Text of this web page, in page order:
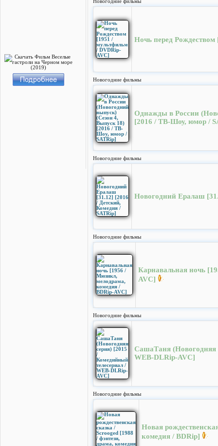
Новогодние фильмы
Ночь перед
Новогодние фильмы
Однажды в России
[2016 / ТВ-Шоу, юмор /
Новогодние фильмы
Новогодний Ералаш
Новогодние фильмы
Карнавальная ночь
AVC]
Новогодние фильмы
СашаТаня (Новогодняя
WEB-DLRip-AVC]
Новогодние фильмы
Новая
комедия / BDRip]